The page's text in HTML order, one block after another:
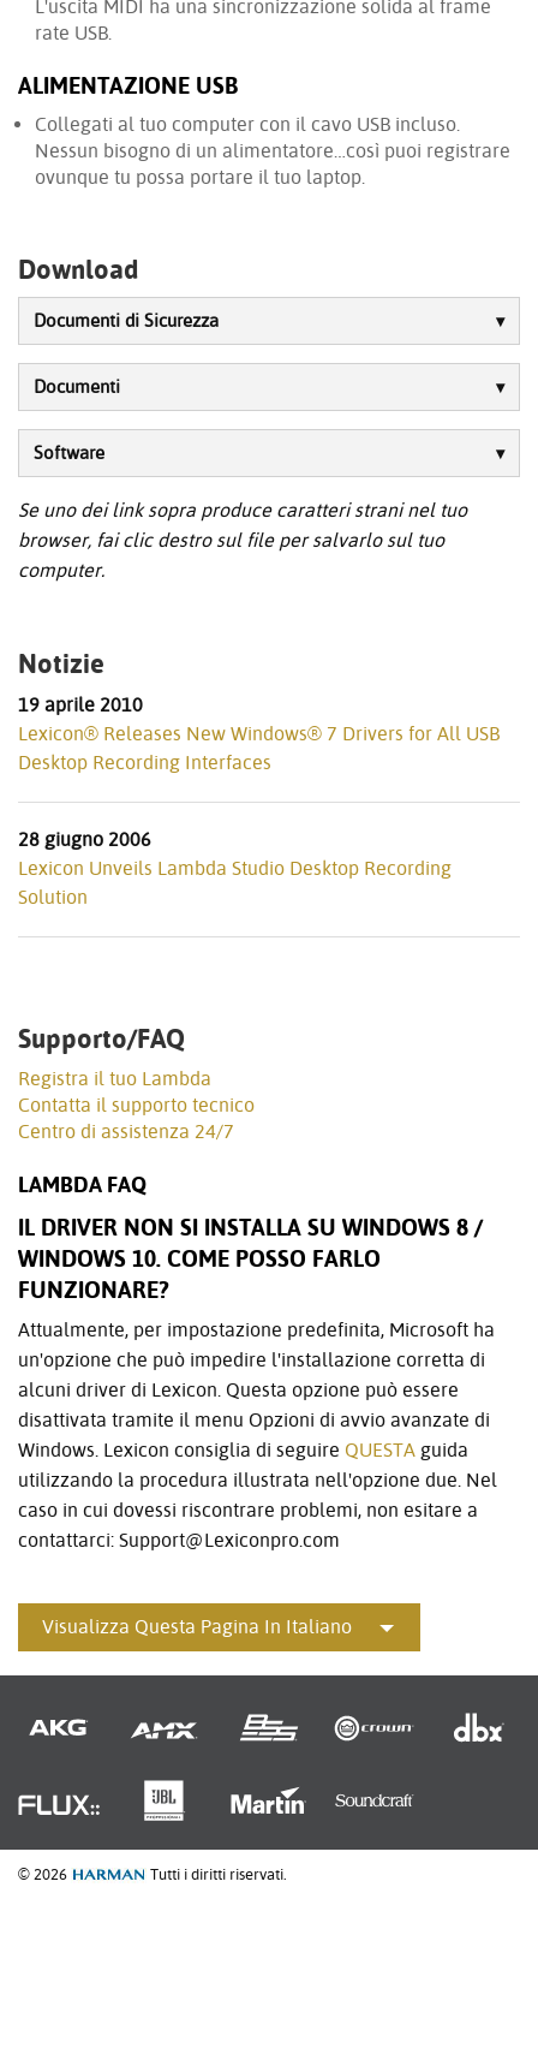
L'uscita MIDI ha una sincronizzazione solida al frame
rate USB.
ALIMENTAZIONE USB
Collegati al tuo computer con il cavo USB incluso.
Nessun bisogno di un alimentatore…così puoi registrare
ovunque tu possa portare il tuo laptop.
Download
Documenti di Sicurezza
Documenti
Software
Se uno dei link sopra produce caratteri strani nel tuo
browser, fai clic destro sul file per salvarlo sul tuo
computer.
Notizie
19 aprile 2010
Lexicon® Releases New Windows® 7 Drivers for All USB
Desktop Recording Interfaces
28 giugno 2006
Lexicon Unveils Lambda Studio Desktop Recording
Solution
Supporto/FAQ
Registra il tuo Lambda
Contatta il supporto tecnico
Centro di assistenza 24/7
LAMBDA FAQ
IL DRIVER NON SI INSTALLA SU WINDOWS 8 /
WINDOWS 10. COME POSSO FARLO
FUNZIONARE?
Attualmente, per impostazione predefinita, Microsoft ha
un'opzione che può impedire l'installazione corretta di
alcuni driver di Lexicon. Questa opzione può essere
disattivata tramite il menu Opzioni di avvio avanzate di
Windows. Lexicon consiglia di seguire QUESTA guida
utilizzando la procedura illustrata nell'opzione due. Nel
caso in cui dovessi riscontrare problemi, non esitare a
contattarci: Support@Lexiconpro.com
Visualizza Questa Pagina In Italiano
© 2026 Tutti i diritti riservati.